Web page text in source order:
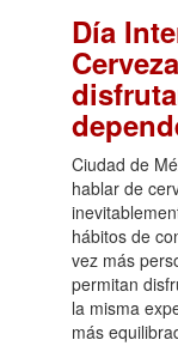
Día
Ciudad de
hablar de
hábitos de
vez más
permitan
la misma
más